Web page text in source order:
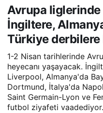
Avrupa liglerinde
İngiltere,
Türkiye
1-2 Nisan tarihlerinde
heyecanı yaşayacak.
Liverpool, Almanya'da
Dortmund, İtalya'da
Saint Germain-Lyon ve
futbol ziyafeti vaadediyor.